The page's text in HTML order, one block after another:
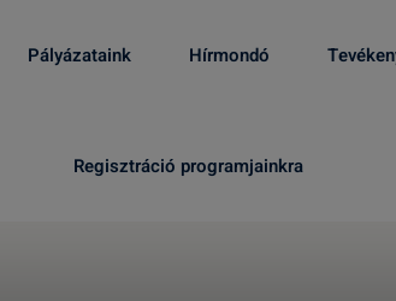
Pályázataink Hírmondó
Regisztráció programjainkra